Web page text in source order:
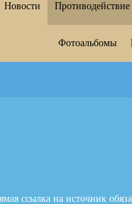
Новости
Фотоальбомы
ссылка на источник